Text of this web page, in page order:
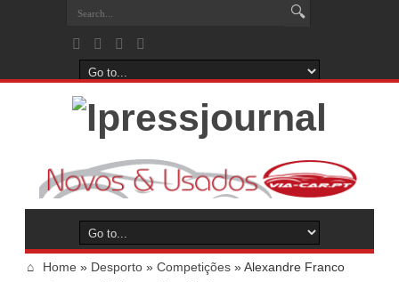
Home » Desporto » Competições »Alexandre Franco